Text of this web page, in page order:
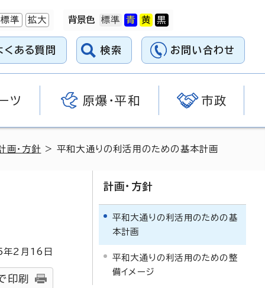
標準 拡大 背景色
くある質問 検索 お問い合わせ
ツ 原爆・平和 市政
画・方針 > 平和大通りの利活用のための基本計画
年2月 16 日
印刷
計画・方針
平和大通りの利活用のための基
本計画
平和大通りの利活用のための整
備イメージ